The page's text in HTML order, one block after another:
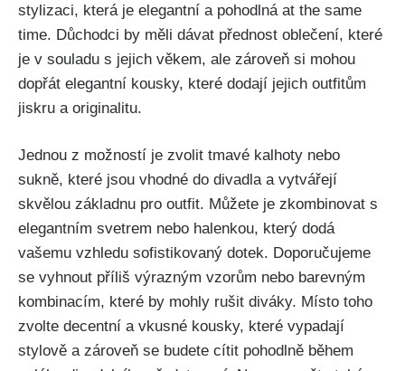
stylizaci, která je elegantní a pohodlná at the​ same
time. Důchodci by měli dávat přednost oblečení, které
⁤je v souladu s jejich věkem, ale zároveň si mohou
dopřát‌ elegantní kousky, které dodají‍ jejich outfitům
jiskru a originalitu.
Jednou z možností je⁤ zvolit tmavé kalhoty nebo​
sukně, které jsou vhodné do divadla a vytvářejí‌
skvělou základnu pro outfit. ⁣Můžete je zkombinovat s⁢
elegantním svetrem nebo ⁣halenkou, ⁢který ⁤dodá
vašemu vzhledu‍ sofistikovaný dotek. Doporučujeme
se vyhnout ⁣příliš⁣ výrazným vzorům nebo barevným​
kombinacím, které⁣ by ⁢mohly ⁤rušit diváky. Místo toho
zvolte ‌decentní a ‌vkusné kousky, které vypadají
stylově a zároveň se budete cítit pohodlně během